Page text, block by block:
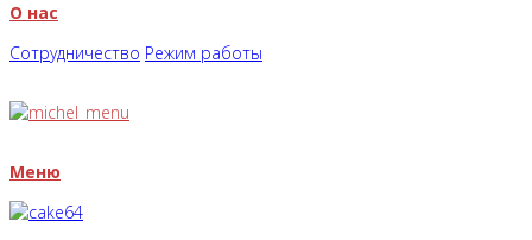
О нас
Сотрудничество Режим работы
Меню